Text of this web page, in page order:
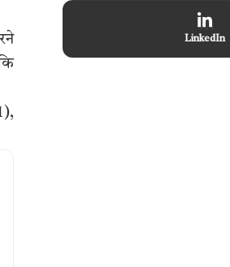
LinkedIn